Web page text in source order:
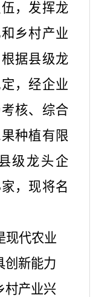
，发挥龙
乡村产业
据县级龙
，经企业
核、综合
种植有限
级龙头企
，现将名
现代农业
创新能力
村产业兴